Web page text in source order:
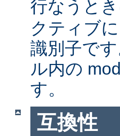
行なうと
クティブ
識別子で
ル内の
す。
互換性